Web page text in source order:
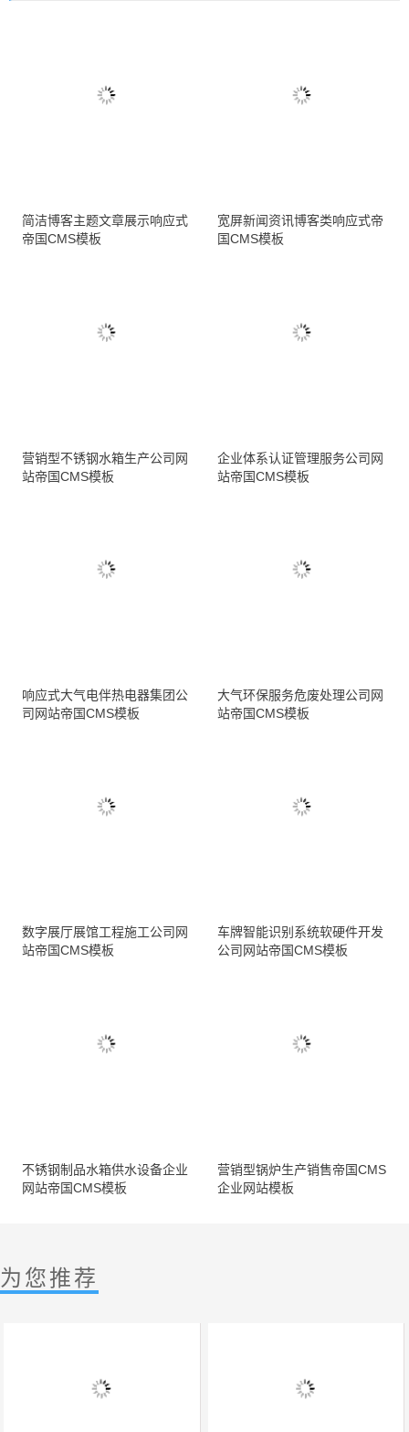
简洁博客主题文章展示响应式
帝国CMS模板
宽屏新闻资讯博客类响应式帝
国CMS模板
营销型不锈钢水箱生产公司网
站帝国CMS模板
企业体系认证管理服务公司网
站帝国CMS模板
响应式大气电伴热电器集团公
司网站帝国CMS模板
大气环保服务危废处理公司网
站帝国CMS模板
数字展厅展馆工程施工公司网
站帝国CMS模板
车牌智能识别系统软硬件开发
公司网站帝国CMS模板
不锈钢制品水箱供水设备企业
网站帝国CMS模板
营销型锅炉生产销售帝国CMS
企业网站模板
为您推荐